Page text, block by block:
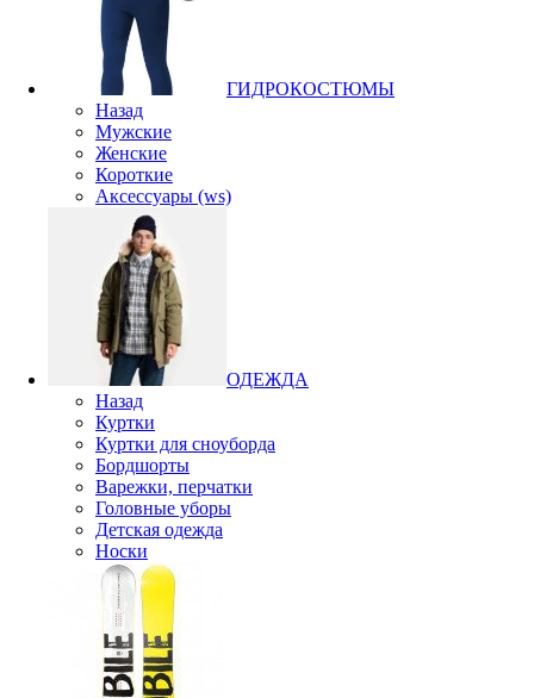
ГИДРОКОСТЮМЫ
Назад
Мужские
Женские
Короткие
Аксессуары (ws)
ОДЕЖДА
Назад
Куртки
Куртки для сноуборда
Бордшорты
Варежки, перчатки
Головные уборы
Детская одежда
Носки